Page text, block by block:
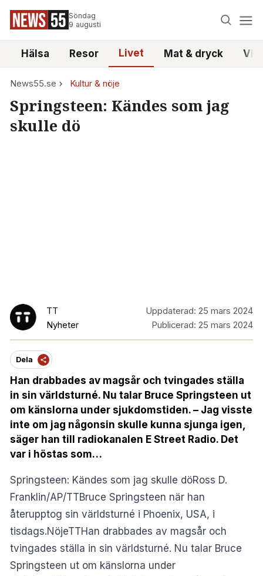
Söndag
9 augusti
Hälsa Resor Livet Mat & dryck
News55.se Kultur & nöje
Springsteen: Kändes som jag
skulle dö
TT
Nyheter
Uppdaterad: 25 mars 2024
Publicerad: 25 mars 2024
Dela
Han drabbades av magsår och tvingades ställa
in sin världsturné. Nu talar Bruce Springsteen ut
om känslorna under sjukdomstiden. – Jag visste
inte om jag någonsin skulle kunna sjunga igen,
säger han till radiokanalen E Street Radio. Det
var i höstas som…
Springsteen: Kändes som jag skulle döRoss D.
Franklin/AP/TTBruce Springsteen när han
återupptog sin världsturné i Phoenix, USA, i
tisdags.NöjeTTHan drabbades av magsår och
tvingades ställa in sin världsturné. Nu talar Bruce
Springsteen ut om känslorna under